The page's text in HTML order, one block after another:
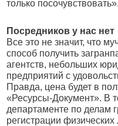
только посочувствовать».
Посредников у нас нет
Все это не значит, что
способ получить
агентств, небольших
предприятий с
Правда, цена будет в
«Ресурсы-Документ». В
департаменте по делам
регистрации